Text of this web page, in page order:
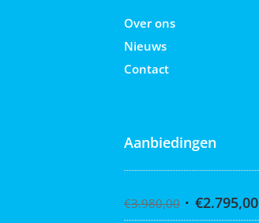
Over ons
Nieuws
Contact
Aanbiedingen
€3.980,00 €2.795,00